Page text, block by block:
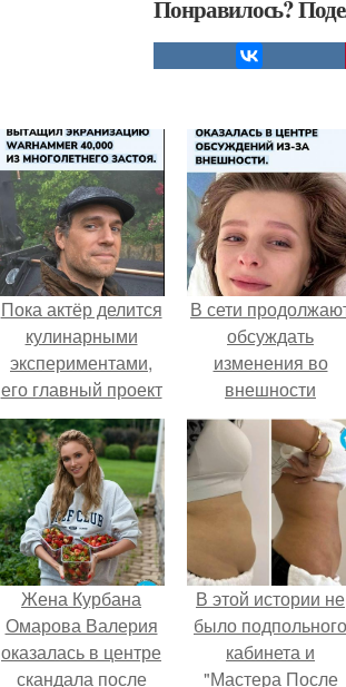
Понравилось?
Пока актёр делится
кулинарными
экспериментами,
его главный проект
сделал серьёзный
шаг вперёд.
В сети
обсуждать
изменения во
внешности
актрисы.
Жена Курбана
Омарова Валерия
оказалась в центре
скандала после
В этой истории не
было подпольного
кабинета и
"Мастера После